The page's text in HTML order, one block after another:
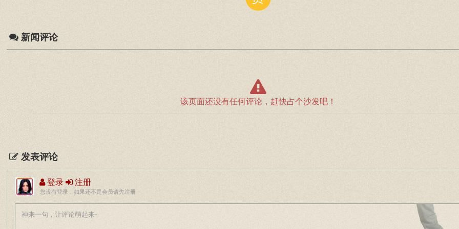
新闻评论
该页面还没有任何评论，赶快占个沙发吧！
发表评论
登录 注册
您没有登录，如果还不是会员请先注册